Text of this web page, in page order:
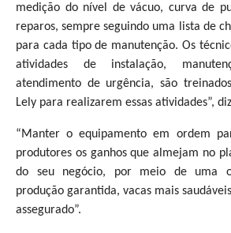
medição do nível de vácuo, curva de
reparos, sempre seguindo uma lista de
para cada tipo de manutenção. Os
atividades de instalação,
atendimento de urgência, são
Lely para realizarem essas atividades”,
“Manter o equipamento em ordem
produtores os ganhos que almejam no
do seu negócio, por meio de uma
produção garantida, vacas mais
assegurado”.